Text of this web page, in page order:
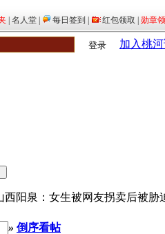
登录 加入桃
西阳泉：女生被网友拐卖后被胁
» 倒序看帖